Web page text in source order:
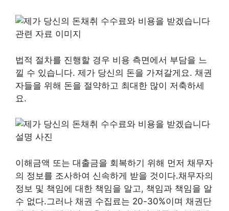
법적 절차를 진행할 경우 비용 측면에서 부담을 느
낄 수 있습니다. 제가 당신의 돈을 가져갈게요. 채권
자들을 위해 돈을 절약하고 최대한 많이 저축하세
요.
이해금액 또는 대출금을 회복하기 위해 먼저 채무자
의 정보를 조사하여 신속하게 받을 것이다.채무자의
정보 및 책임에 대한 책임을 알고, 책임과 책임을 알
수 없다.그러나 채권 수집료는 20-30%이며 채권단